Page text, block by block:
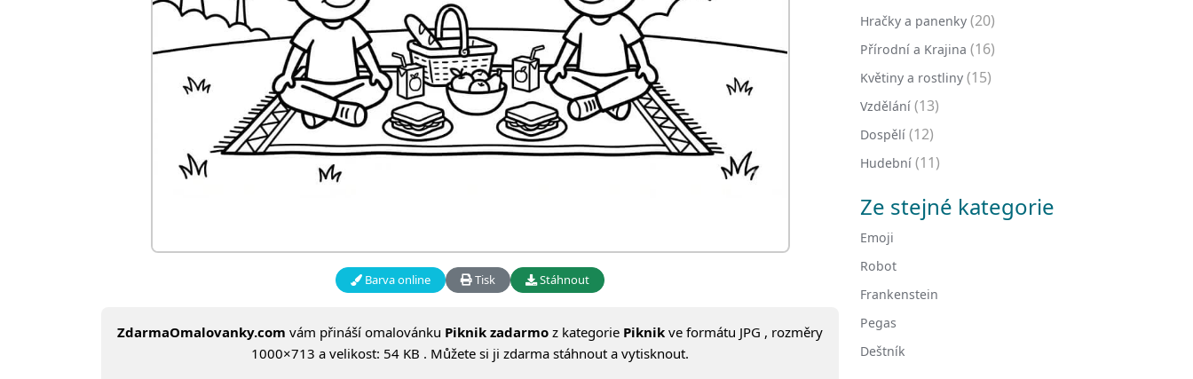
Barva online Tisk Stáhnout
ZdarmaOmalovanky.com vám přináší omalovánku Piknik zadarmo z kategorie Piknik ve formátu JPG , rozměry
1000×713 a velikost: 54 KB . Můžete si ji zdarma stáhnout a vytisknout.
Hračky a panenky (20)
Přírodní a Krajina (16)
Květiny a rostliny (15)
Vzdělání (13)
Dospělí (12)
Hudební (11)
Ze stejné kategorie
Emoji
Robot
Frankenstein
Pegas
Deštník